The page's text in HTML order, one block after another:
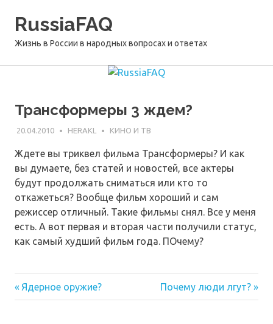
RussiaFAQ
Жизнь в России в народных вопросах и ответах
Трансформеры 3 ждем?
20.04.2010 HERAKL КИНО И ТВ
Ждете вы триквел фильма Трансформеры? И как
вы думаете, без статей и новостей, все актеры
будут продолжать сниматься или кто то
откажеться? Вообще фильм хороший и сам
режиссер отличный. Такие фильмы снял. Все у меня
есть. А вот первая и вторая части получили статус,
как самый худший фильм года. ПОчему?
Навигация
Предыдущая
запись:
Ядерное оружие?
Следующая
запись:
Почему люди лгут?